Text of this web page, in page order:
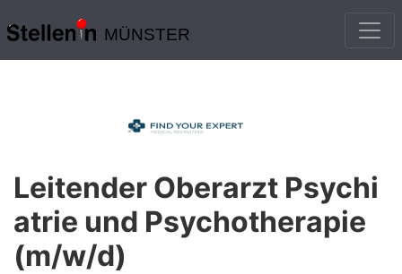
MÜNSTER
Leitender Oberarzt Psychi
atrie und Psychotherapie
(m/w/d)